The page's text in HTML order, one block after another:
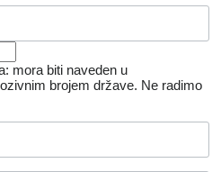
mora biti naveden u
brojem države. Ne radimo